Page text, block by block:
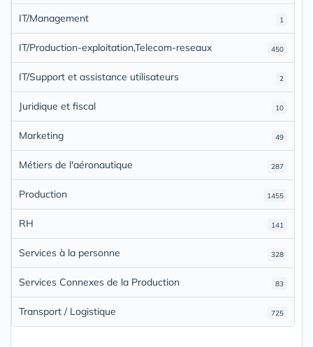
1
IT/Management
450
IT/Production-exploitation,Telecom-reseaux
2
IT/Support et assistance utilisateurs
10
Juridique et fiscal
49
Marketing
287
Métiers de l'aéronautique
1455
Production
141
RH
328
Services à la personne
83
Services Connexes de la Production
725
Transport / Logistique